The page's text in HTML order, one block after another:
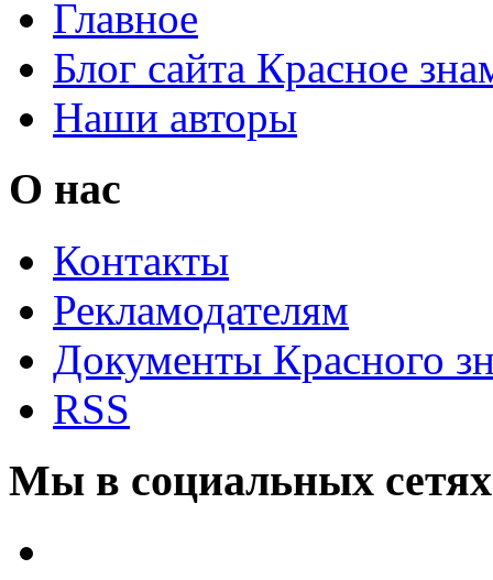
Главное
Блог сайта Красное
Наши авторы
О нас
Контакты
Рекламодателям
Документы Красного
RSS
Мы в социальных сетях